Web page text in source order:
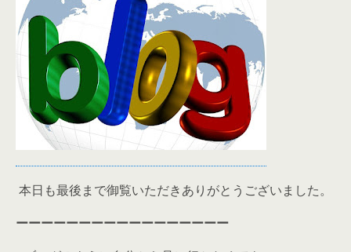
本日も最後まで御覧いただきありがとうございました。
ーーーーーーーーーーーーーーーーー